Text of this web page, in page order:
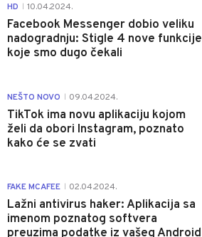
HD 10.04.2024.
Facebook Messenger dobio veliku
nadogradnju: Stigle 4 nove funkcije
koje smo dugo čekali
NEŠTO NOVO 09.04.2024.
TikTok ima novu aplikaciju kojom
želi da obori Instagram, poznato
kako će se zvati
FAKE MCAFEE 02.04.2024.
Lažni antivirus haker: Aplikacija sa
imenom poznatog softvera
preuzima podatke iz vašeg Android